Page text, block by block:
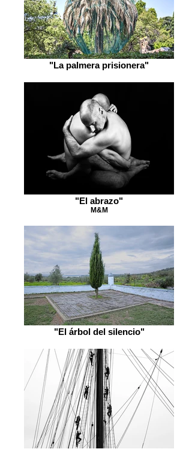
"La palmera prisionera"
"El abrazo"
M&M
"El árbol del silencio"